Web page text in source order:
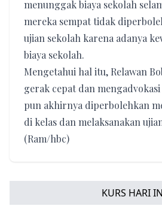
menunggak biaya sekolah
mereka sempat tidak
ujian sekolah karena adanya
biaya sekolah.
Mengetahui hal itu, Relawan
gerak cepat dan
pun akhirnya diperbolehkan
di kelas dan melaksanakan
(Ram/hbc)
KURS HARI